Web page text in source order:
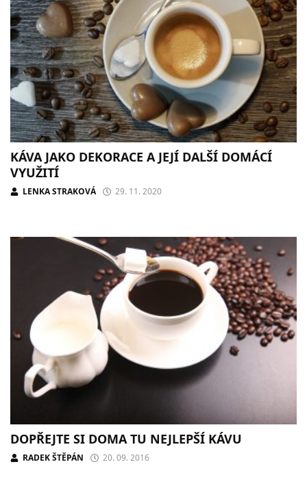
KÁVA JAKO DEKORACE A JEJÍ DALŠÍ DOMÁCÍ
VYUŽITÍ
LENKA STRAKOVÁ 29. 11. 2020
DOPŘEJTE SI DOMA TU NEJLEPŠÍ KÁVU
RADEK ŠTĚPÁN 20. 09. 2016